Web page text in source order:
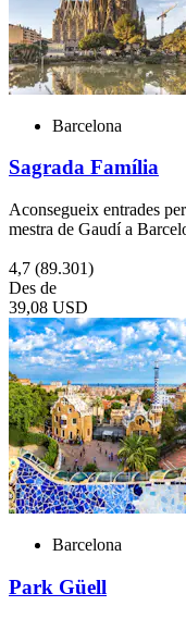
Barcelona
Sagrada Família
Aconsegueix entrades
mestra de Gaudí a
4,7 (89.301)
Des de
39,08 USD
Barcelona
Park Güell